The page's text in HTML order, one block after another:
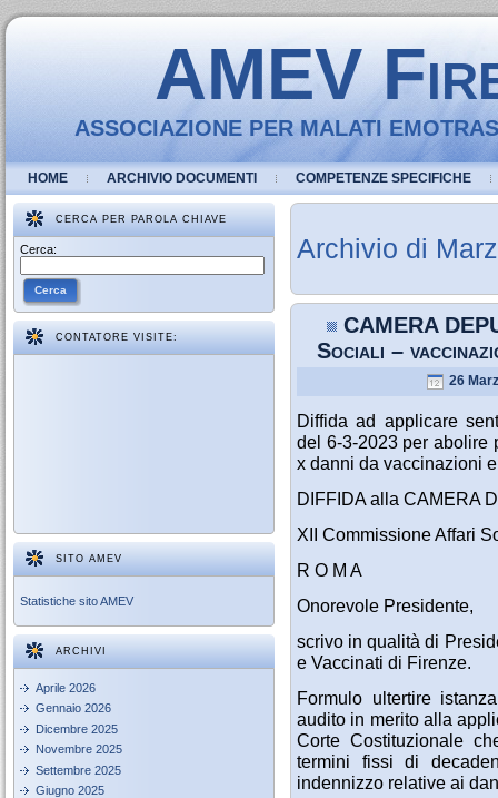
AMEV
ASSOCIAZIONE PER MALATI
HOME ARCHIVIO DOCUMENTI COMPETENZE SPECIFICHE
CERCA PER PAROLA CHIAVE
Cerca:
Cerca
CONTATORE VISITE:
SITO AMEV
Statistiche sito AMEV
ARCHIVI
Aprile 2026
Gennaio 2026
Dicembre 2025
Novembre 2025
Settembre 2025
Giugno 2025
Archivio di
CAMERA
Sociali –
26
Diffida ad applicare
del 6-3-2023 per abolire
x danni da vaccinazioni
DIFFIDA alla CAMERA
XII Commissione Affari
R O M A
Onorevole Presidente,
scrivo in qualità di
e Vaccinati di Firenze.
Formulo ultertire
audito in merito alla
Corte Costituzionale
termini fissi di
indennizzo relative ai